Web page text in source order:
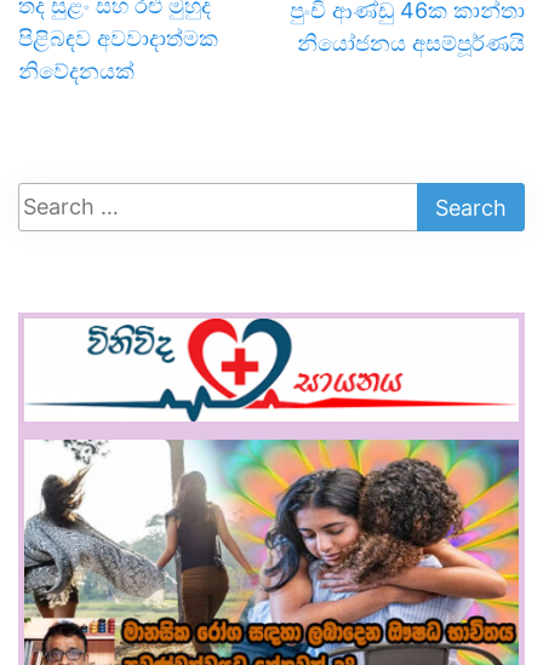
තද සුළං සහ රළු මුහුද
පිළිබඳව අවවාදාත්මක
නිවේදනයක්
පුංචි ආණ්ඩු 46ක කාන්තා
නියෝජනය අසම්පූර්ණයි